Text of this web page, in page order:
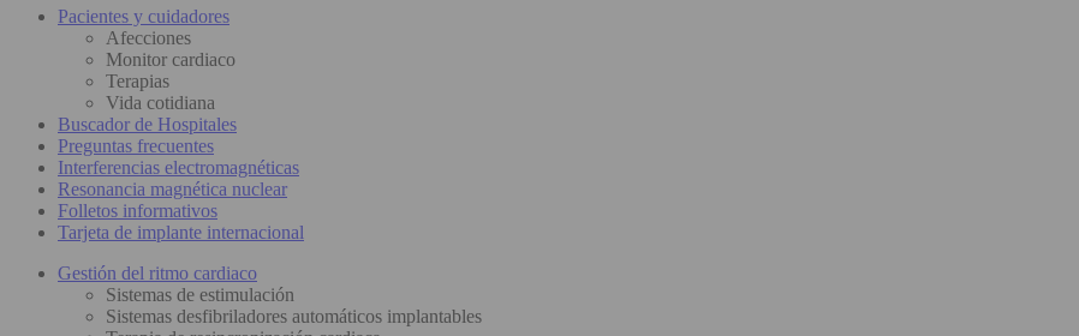
Pacientes y cuidadores
Afecciones
Monitor cardiaco
Terapias
Vida cotidiana
Buscador de Hospitales
Preguntas frecuentes
Interferencias electromagnéticas
Resonancia magnética nuclear
Folletos informativos
Tarjeta de implante internacional
Gestión del ritmo cardiaco
Sistemas de estimulación
Sistemas desfibriladores automáticos implantables